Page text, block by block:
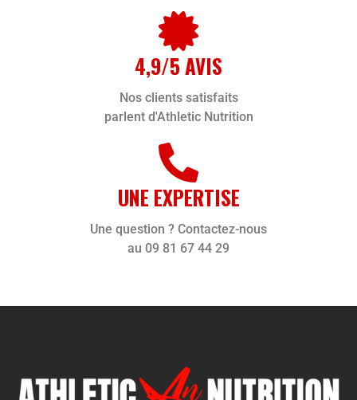
4,9/5 AVIS
Nos clients satisfaits
parlent d'Athletic Nutrition
UNE EXPERTISE
Une question ? Contactez-nous
au 09 81 67 44 29